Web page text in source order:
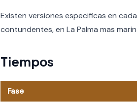
Existen versiones especificas en
contundentes, en La Palma mas
Tiempos
Fase